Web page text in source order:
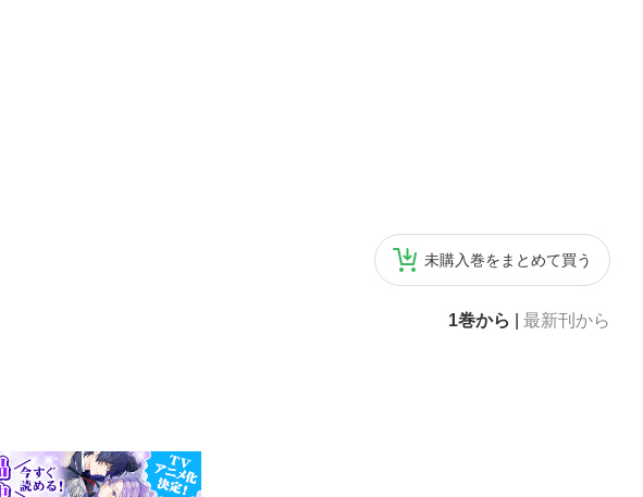
未購入巻をまとめて買う
1巻から 最新刊から
があります。※電子書籍版にはデジ